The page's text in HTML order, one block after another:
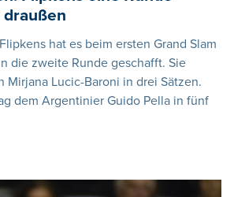
hat es beim ersten Grand Slam
die zweite Runde geschafft. Sie
Mirjana Lucic-Baroni in drei Sätzen.
dem Argentinier Guido Pella in fünf